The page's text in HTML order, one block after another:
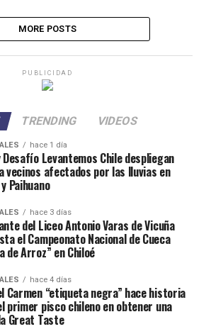
MORE POSTS
PUBLICIDAD
TRENDING VIDEOS
hace 1 día
Desafío Levantemos Chile despliegan
vecinos afectados por las lluvias en
Paihuano
hace 3 días
del Liceo Antonio Varas de Vicuña
el Campeonato Nacional de Cueca
de Arroz” en Chiloé
hace 4 días
Carmen “etiqueta negra” hace historia
primer pisco chileno en obtener una
Great Taste